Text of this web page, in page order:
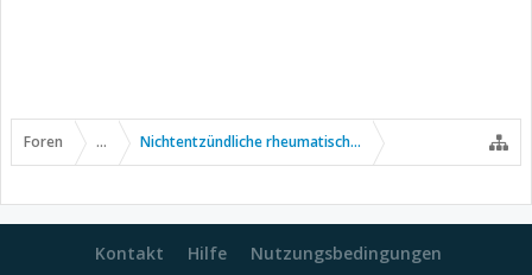
Foren ... Nichtentzündliche rheumatische Erkrankungen
Kontakt Hilfe Nutzungsbedingungen